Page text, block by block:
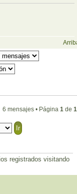
6 mensajes • Página 1 de 1
registrados visitando